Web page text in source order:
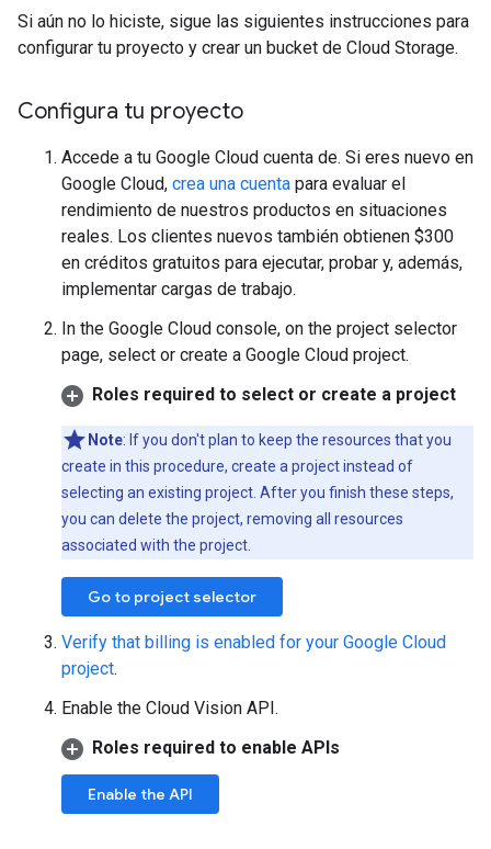
Si aún no lo hiciste, sigue las siguientes instrucciones para
configurar tu proyecto y crear un bucket de Cloud Storage.
Configura tu proyecto
Accede a tu Google Cloud cuenta de. Si eres nuevo en
Google Cloud, crea una cuenta para evaluar el
rendimiento de nuestros productos en situaciones
reales. Los clientes nuevos también obtienen $300
en créditos gratuitos para ejecutar, probar y, además,
implementar cargas de trabajo.
In the Google Cloud console, on the project selector
page, select or create a Google Cloud project.
Roles required to select or create a project
Note: If you don't plan to keep the resources that you
create in this procedure, create a project instead of
selecting an existing project. After you finish these steps,
you can delete the project, removing all resources
associated with the project.
Go to project selector
Verify that billing is enabled for your Google Cloud
project.
Enable the Cloud Vision API.
Roles required to enable APIs
Enable the API